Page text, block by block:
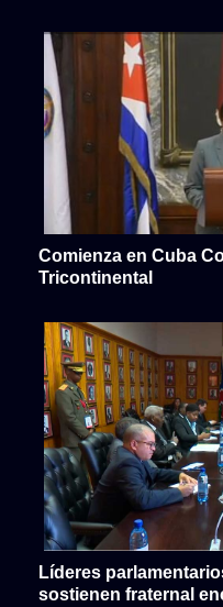
Comienza en Cuba
Tricontinental
Líderes
sostienen fraternal